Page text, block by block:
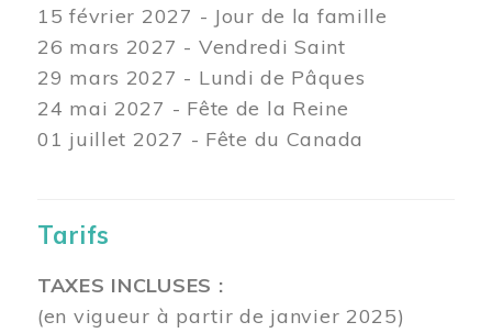
15 février 2027 - Jour de la famille
26 mars 2027 - Vendredi Saint
29 mars 2027 - Lundi de Pâques
24 mai 2027 - Fête de la Reine
01 juillet 2027 - Fête du Canada
Tarifs
TAXES INCLUSES :
(en vigueur à partir de janvier 2025)